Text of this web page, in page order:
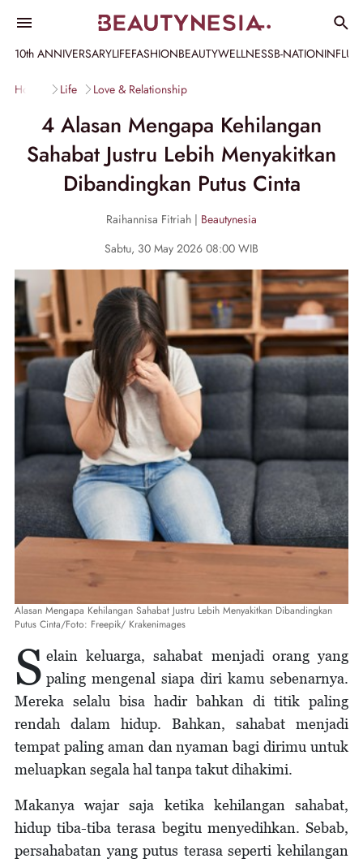
10th ANNIVERSARYLIFEFASHIONBEAUTYWELLNESSB-NATION
Home Life Love & Relationship
4 Alasan Mengapa Kehilangan
Sahabat Justru Lebih Menyakitkan
Dibandingkan Putus Cinta
Raihannisa Fitriah | Beautynesia
Sabtu, 30 May 2026 08:00 WIB
Alasan Mengapa Kehilangan Sahabat Justru Lebih Menyakitkan Dibandingkan
Putus Cinta/Foto: Freepik/ Krakenimages
S elain keluarga, sahabat menjadi orang yang
paling mengenal siapa diri kamu sebenarnya.
Mereka selalu bisa hadir bahkan di titik paling
rendah dalam hidup. Bahkan, sahabat menjadi
tempat paling aman dan nyaman bagi dirimu untuk
meluapkan segala hal tanpa takut dihakimi.
Makanya wajar saja ketika kehilangan sahabat,
hidup tiba-tiba terasa begitu menyedihkan. Sebab,
persahabatan yang putus terasa seperti kehilangan